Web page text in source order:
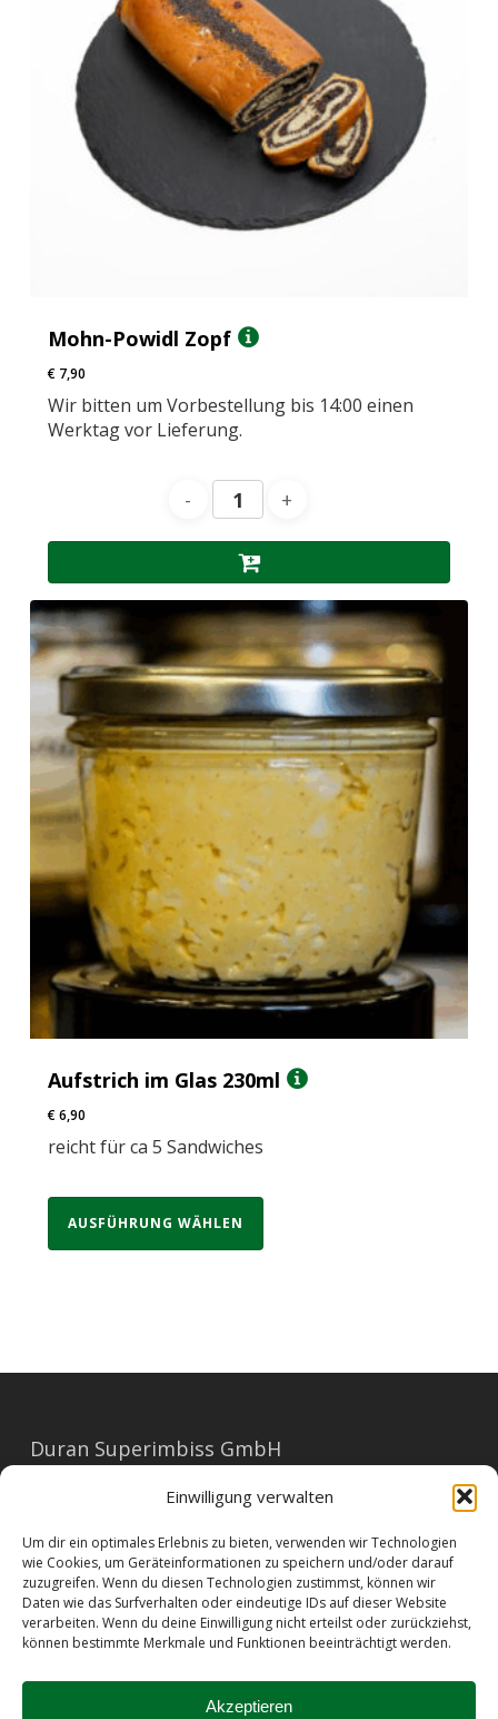
Einwilligung verwalten
Um dir ein optimales Erlebnis zu bieten, verwenden wir Technologien
wie Cookies, um Geräteinformationen zu speichern und/oder darauf
zuzugreifen. Wenn du diesen Technologien zustimmst, können wir
Daten wie das Surfverhalten oder eindeutige IDs auf dieser Website
verarbeiten. Wenn du deine Einwilligung nicht erteilst oder zurückziehst,
können bestimmte Merkmale und Funktionen beeinträchtigt werden.
Akzeptieren
Mohn-Powidl Zopf
€7,90
Wir bitten um Vorbestellung bis 14:00 einen
Werktag vor Lieferung.
Aufstrich im Glas 230ml
€6,90
reicht für ca 5 Sandwiches
AUSFÜHRUNG WÄHLEN
Duran Superimbiss GmbH
E-Mail: office@duran.at
Tel: 01/596 23 73
|
Datenschutz|Allergene|Kontakt